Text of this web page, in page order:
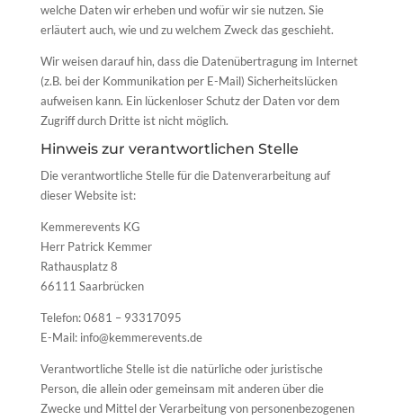
welche Daten wir erheben und wofür wir sie nutzen. Sie
erläutert auch, wie und zu welchem Zweck das geschieht.
Wir weisen darauf hin, dass die Datenübertragung im Internet
(z.B. bei der Kommunikation per E-Mail) Sicherheitslücken
aufweisen kann. Ein lückenloser Schutz der Daten vor dem
Zugriff durch Dritte ist nicht möglich.
Hinweis zur verantwortlichen Stelle
Die verantwortliche Stelle für die Datenverarbeitung auf
dieser Website ist:
Kemmerevents KG
Herr Patrick Kemmer
Rathausplatz 8
66111 Saarbrücken
Telefon: 0681 – 93317095
E-Mail: info@kemmerevents.de
Verantwortliche Stelle ist die natürliche oder juristische
Person, die allein oder gemeinsam mit anderen über die
Zwecke und Mittel der Verarbeitung von personenbezogenen